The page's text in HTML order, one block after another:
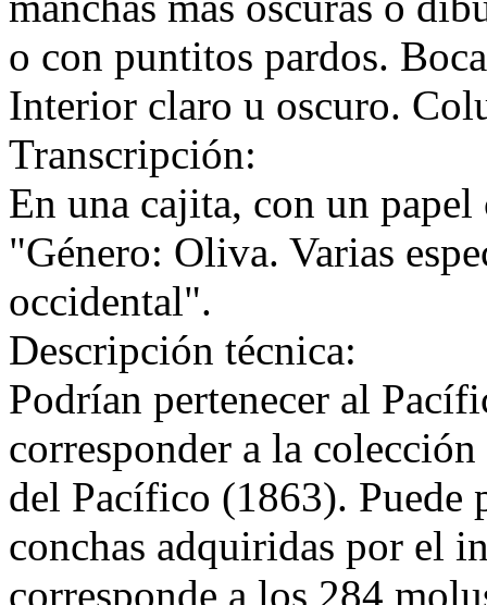
o con puntitos pardos.
Interior claro u oscuro.
Transcripción:
En una cajita, con un
"Género: Oliva. Varias
occidental".
Descripción técnica:
Podrían pertenecer al
corresponder a la
del Pacífico (1863). Puede
conchas adquiridas por el
corresponde a los 284